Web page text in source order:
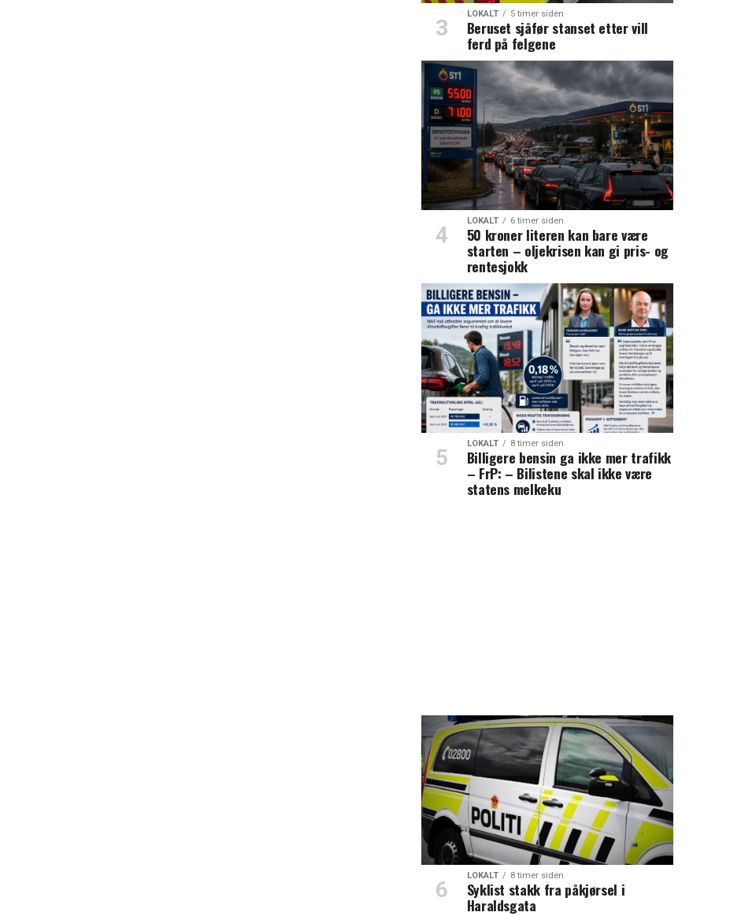
LOKALT 5 timer siden
Beruset sjåfør stanset etter vill
ferd på felgene
LOKALT 6 timer siden
50 kroner literen kan bare være
starten – oljekrisen kan gi pris- og
rentesjokk
LOKALT 8 timer siden
Billigere bensin ga ikke mer trafikk
– FrP: – Bilistene skal ikke være
statens melkeku
LOKALT 8 timer siden
Syklist stakk fra påkjørsel i
Haraldsgata